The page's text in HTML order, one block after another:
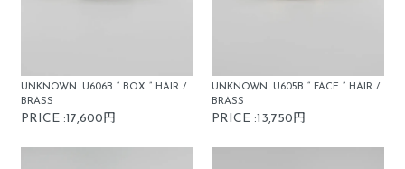
UNKNOWN. U606B “ BOX ” HAIR /
BRASS
PRICE :17,600円
UNKNOWN. U605B “ FACE ” HAIR /
BRASS
PRICE :13,750円